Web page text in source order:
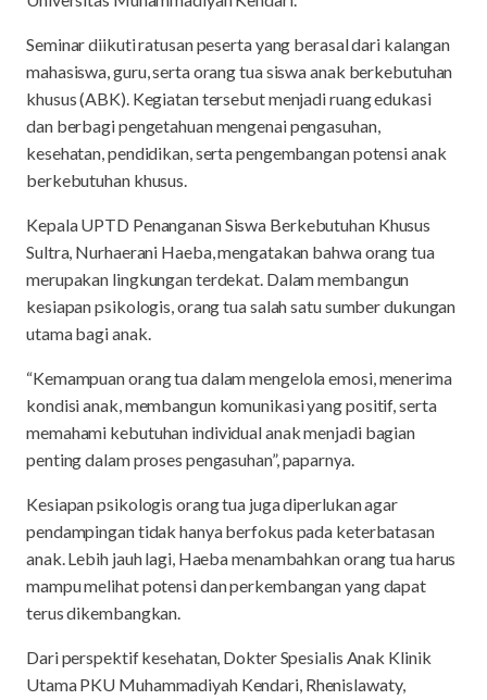
Seminar diikuti ratusan peserta yang berasal dari kalangan
mahasiswa, guru, serta orang tua siswa anak berkebutuhan
khusus (ABK). Kegiatan tersebut menjadi ruang edukasi
dan berbagi pengetahuan mengenai pengasuhan,
kesehatan, pendidikan, serta pengembangan potensi anak
berkebutuhan khusus.
Kepala UPTD Penanganan Siswa Berkebutuhan Khusus
Sultra, Nurhaerani Haeba, mengatakan bahwa orang tua
merupakan lingkungan terdekat. Dalam membangun
kesiapan psikologis, orang tua salah satu sumber dukungan
utama bagi anak.
“Kemampuan orang tua dalam mengelola emosi, menerima
kondisi anak, membangun komunikasi yang positif, serta
memahami kebutuhan individual anak menjadi bagian
penting dalam proses pengasuhan”, paparnya.
Kesiapan psikologis orang tua juga diperlukan agar
pendampingan tidak hanya berfokus pada keterbatasan
anak. Lebih jauh lagi, Haeba menambahkan orang tua harus
mampu melihat potensi dan perkembangan yang dapat
terus dikembangkan.
Dari perspektif kesehatan, Dokter Spesialis Anak Klinik
Utama PKU Muhammadiyah Kendari, Rhenislawaty,